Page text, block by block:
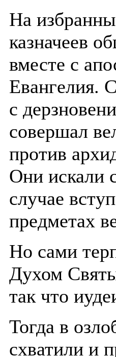
На
казначеев
вместе с
Евангелия.
с
совершал
против
Они искали
случае
предметах
Но сами
Духом
так что
Тогда в
схватили и